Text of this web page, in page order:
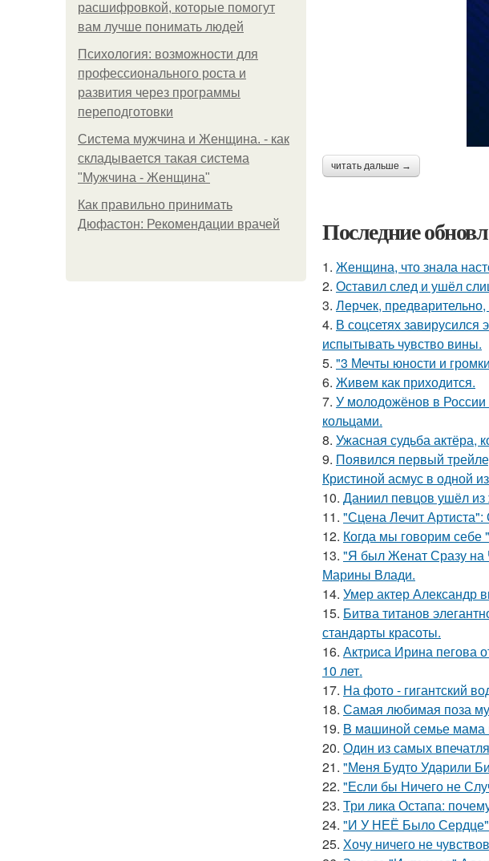
расшифровкой, которые помогут
вам лучше понимать людей
Психология: возможности для
профессионального роста и
развития через программы
переподготовки
Система мужчина и Женщина. - как
складывается такая система
"Мужчина - Женщина"
Как правильно принимать
Дюфастон: Рекомендации врачей
читать дальше →
Последние
1. Женщина, что знала
2. Оставил след и ушёл
3. Лерчек,
4. В соцсетях завирусился
испытывать чувство вины.
5. "3 Мечты юности и
6. Живeм как приходится.
7. У молодожёнов в России
кольцами.
8. Ужасная судьба актёра,
9. Появился первый
Кристиной асмус в одной
10. Даниил певцов ушёл из
11. "Сцена Лечит Артиста":
12. Когда мы говорим себе
13. "Я был Женат Сразу на
Марины Влади.
14. Умер актер Александр
15. Битва титанов
стандарты красоты.
16. Актриса Ирина пегова
10 лет.
17. На фото - гигантский
18. Самая любимая поза
19. B мaшиной семье мама
20. Один из самых
21. "Меня Будто Ударили
22. "Если бы Ничего не
23. Три лика Остапа:
24. "И У НЕЁ Было
25. Хочу ничего не